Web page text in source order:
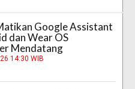
Google Assistant
dan Wear OS
Mendatang
14:30 WIB